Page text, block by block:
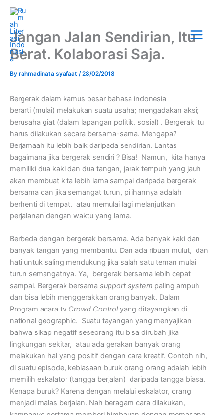
Skip
content
Menu
Jangan Jalan Sendirian, Itu
Berat. Kolaborasi Saja.
By rahmadinata syafaat /28/02/2018
Bergerak dalam kamus besar bahasa indonesia
berarti (mulai) melakukan suatu usaha; mengadakan aksi;
berusaha giat (dalam lapangan politik, sosial) . Bergerak itu
harus dilakukan secara bersama-sama. Mengapa?
Berjamaah itu lebih baik daripada sendirian. Lantas
bagaimana jika bergerak sendiri ? Bisa! Namun, kita hanya
memiliki dua kaki dan dua tangan, jarak tempuh yang jauh
akan membuat kita lebih lama sampai daripada bergerak
bersama dan jika semangat turun, pilihannya adalah
berhenti di tempat, atau memulai lagi melanjutkan
perjalanan dengan waktu yang lama.
Berbeda dengan bergerak bersama. Ada banyak kaki dan
banyak tangan yang membantu. Dan ada ribuan mulut, dan
hati untuk saling mendukung jika salah satu teman mulai
turun semangatnya. Ya, bergerak bersama lebih cepat
sampai. Bergerak bersama support system paling ampuh
dan bisa lebih menggerakkan orang banyak. Dalam
Program acara tv Crowd Controlyang ditayangkan di
national geographic. Suatu tayangan yang menyajikan
bahwa sikap negatif seseorang itu bisa dirubah jika
lingkungan sekitar, atau ada gerakan banyak orang
melakukan hal yang positif dengan cara kreatif. Contoh nih,
di suatu episode, kebiasaan buruk orang orang adalah lebih
memilih eskalator (tangga berjalan) daripada tangga biasa.
Kenapa buruk? Karena dengan melalui eskalator, orang
menjadi malas berjalan. Nah beragam cara dilakukan,